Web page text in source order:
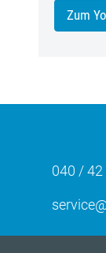
Zum
040 / 42